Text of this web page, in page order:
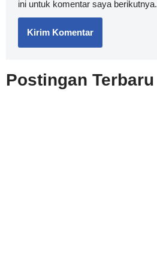
ini untuk komentar saya berikutnya.
Postingan Terbaru